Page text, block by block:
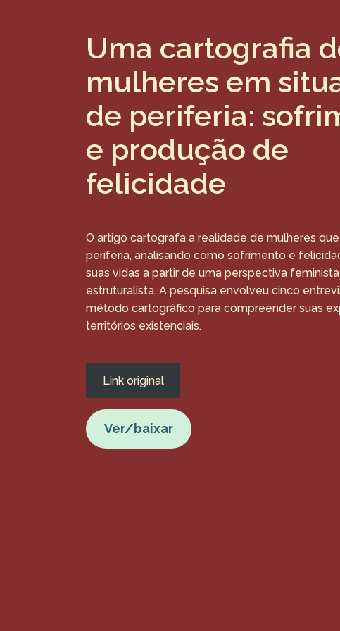
Uma cartografia
mulheres em
de periferia:
e produção de
felicidade
O artigo cartografa a realidade de mulheres
periferia, analisando como sofrimento e
suas vidas a partir de uma perspectiva
estruturalista. A pesquisa envolveu cinco
método cartográfico para compreender suas
territórios existenciais.
Link original
Ver/baixar